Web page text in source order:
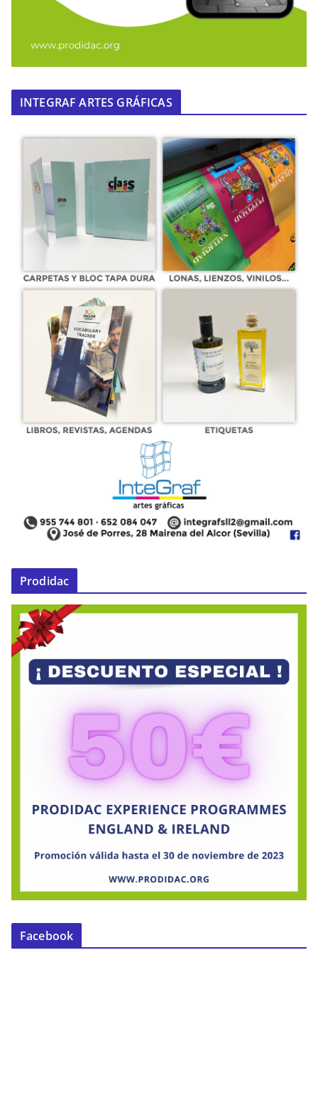
INTEGRAF ARTES GRÁFICAS
Prodidac
Facebook